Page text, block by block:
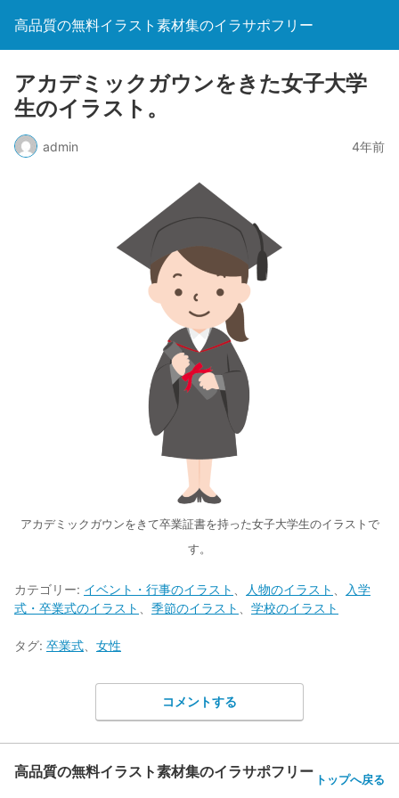
高品質の無料イラスト素材集のイラサポフリー
アカデミックガウンをきた女子大学
生のイラスト。
admin 4年前
アカデミックガウンをきて卒業証書を持った女子大学生のイラストで
す。
カテゴリー: イベント・行事のイラスト 人物のイラスト
入学
式・卒業式のイラスト
季節のイラスト 学校のイラスト
タグ: 卒業式 女性
コメントする
高品質の無料イラスト素材集のイラサポフリー トップへ戻る